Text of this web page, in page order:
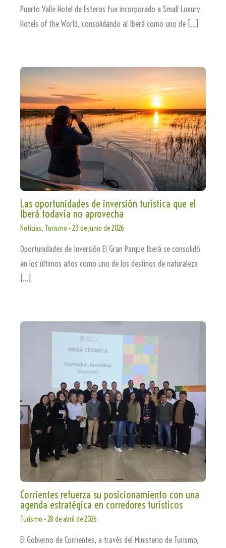
Puerto Valle Hotel de Esteros fue incorporado a Small Luxury
Hotels of the World, consolidando al Iberá como uno de […]
Las oportunidades de inversión turística que el
Iberá todavía no aprovecha
Noticias, Turismo •23 de junio de 2026
Oportunidades de Inversión El Gran Parque Iberá se consolidó
en los últimos años como uno de los destinos de naturaleza
[…]
Corrientes refuerza su posicionamiento con una
agenda estratégica en corredores turísticos
Turismo •28 de abril de 2026
El Gobierno de Corrientes, a través del Ministerio de Turismo,